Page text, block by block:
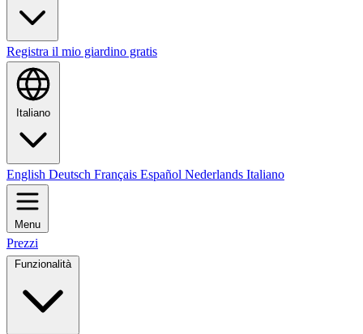
Registra il mio giardino gratis
Italiano
English Deutsch Français Español Nederlands Italiano
Menu
Prezzi
Funzionalità